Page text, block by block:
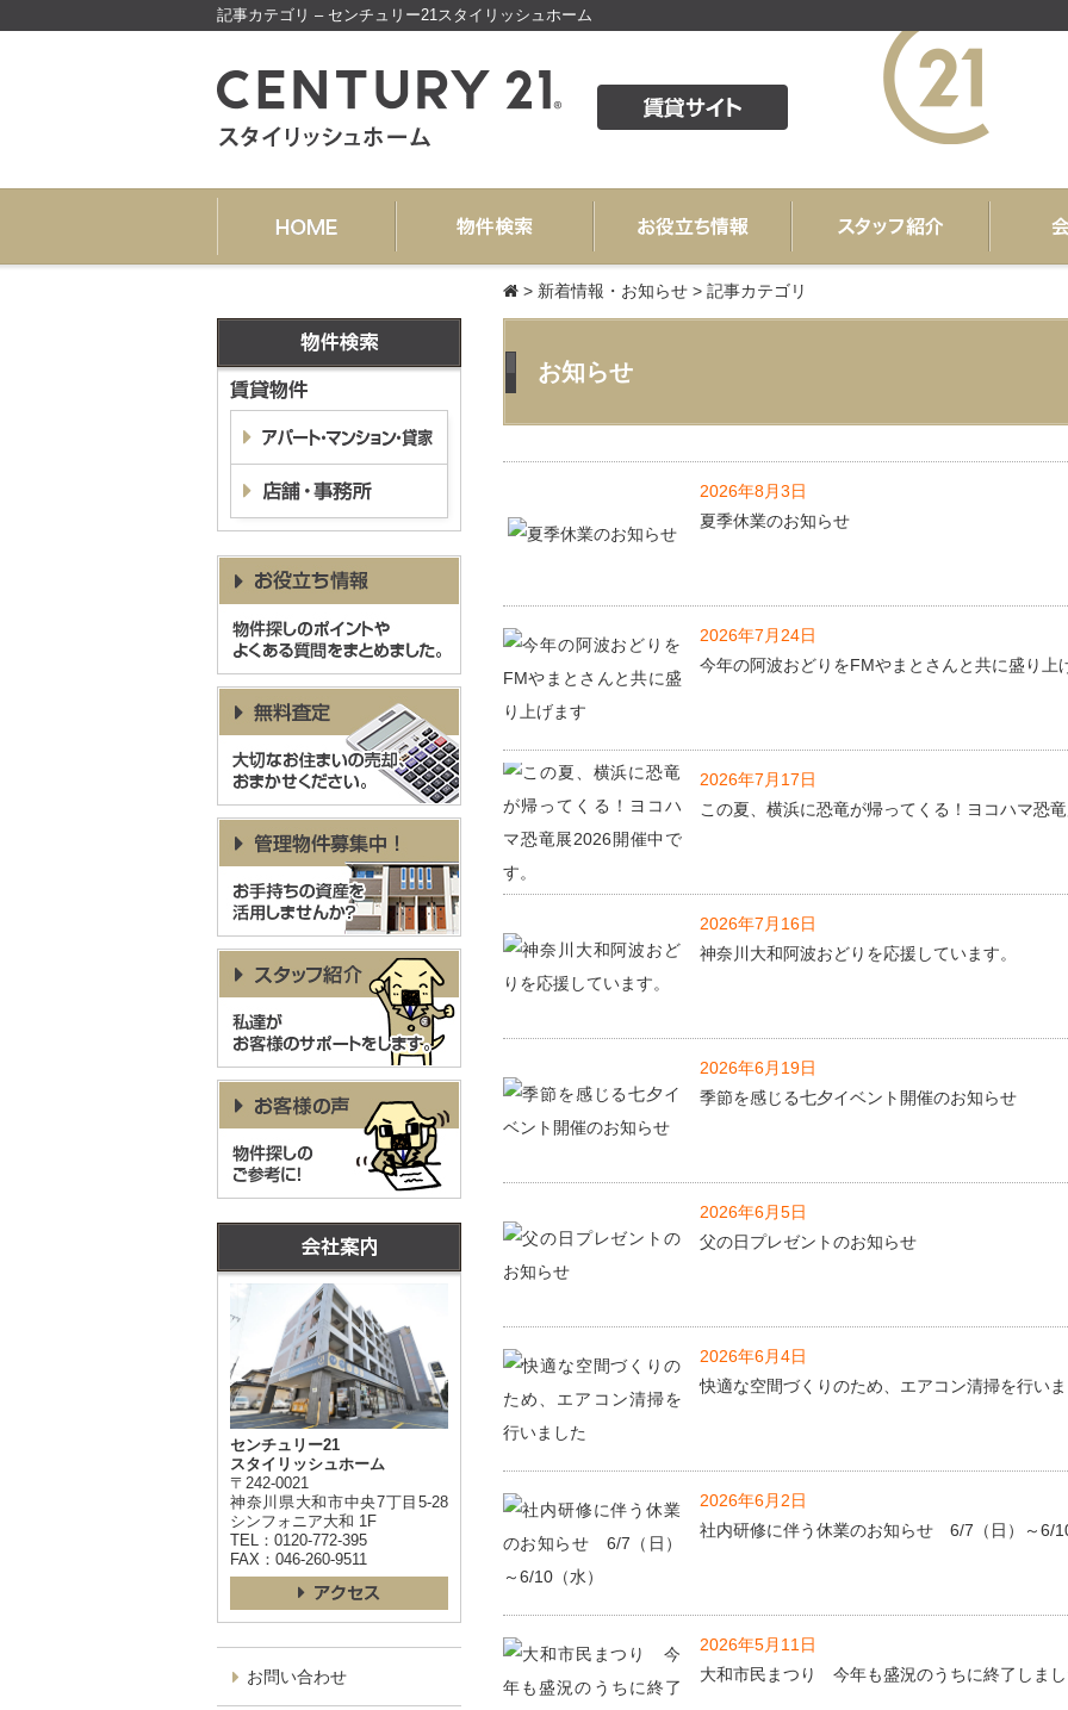
記事カテゴリ – センチュリー21スタイリッシュホーム
> 新着情報・お知らせ > 記事カテゴリ
お知らせ
2026年8月3日
夏季休業のお知らせ
2026年7月24日
今年の阿波おどりをFMやまとさんと共に盛り上
2026年7月17日
この夏、横浜に恐竜が帰ってくる！ヨコハマ恐
2026年7月16日
神奈川大和阿波おどりを応援しています。
2026年6月19日
季節を感じる七夕イベント開催のお知らせ
2026年6月5日
父の日プレゼントのお知らせ
2026年6月4日
快適な空間づくりのため、エアコン清掃を行い
2026年6月2日
社内研修に伴う休業のお知らせ 6/7（日）～6/
2026年5月11日
大和市民まつり 今年も盛況のうちに終了しま
センチュリー21
スタイリッシュホーム
〒242-0021
神奈川県大和市中央7丁目5-28
シンフォニア大和 1F
TEL：0120-772-395
FAX：046-260-9511
お問い合わせ